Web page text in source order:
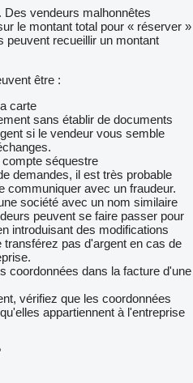
Des vendeurs malhonnêtes
le montant total pour « réserver »
peuvent recueillir un montant
être :
carte
sans établir de documents
si le vendeur vous semble
séquestre
demandes, il est très probable
communiquer avec un fraudeur.
société avec un nom similaire
peuvent se faire passer pour
introduisant des modifications
pas d'argent en cas de
coordonnées dans la facture d'une
vérifiez que les coordonnées
appartiennent à l'entreprise